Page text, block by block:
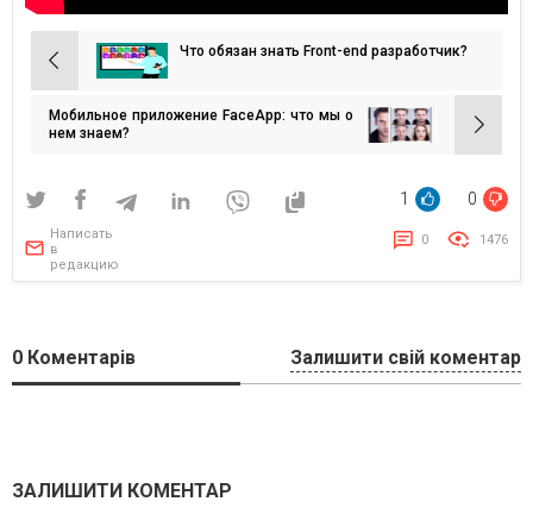
Навигация
по
записям
Что обязан знать Front-end разработчик?
Мобильное приложение FaceApp: что мы о
нем знаем?
1 0
Написать
в
редакцию
0 1476
0 Коментарів Залишити свій коментар
ЗАЛИШИТИ КОМЕНТАР